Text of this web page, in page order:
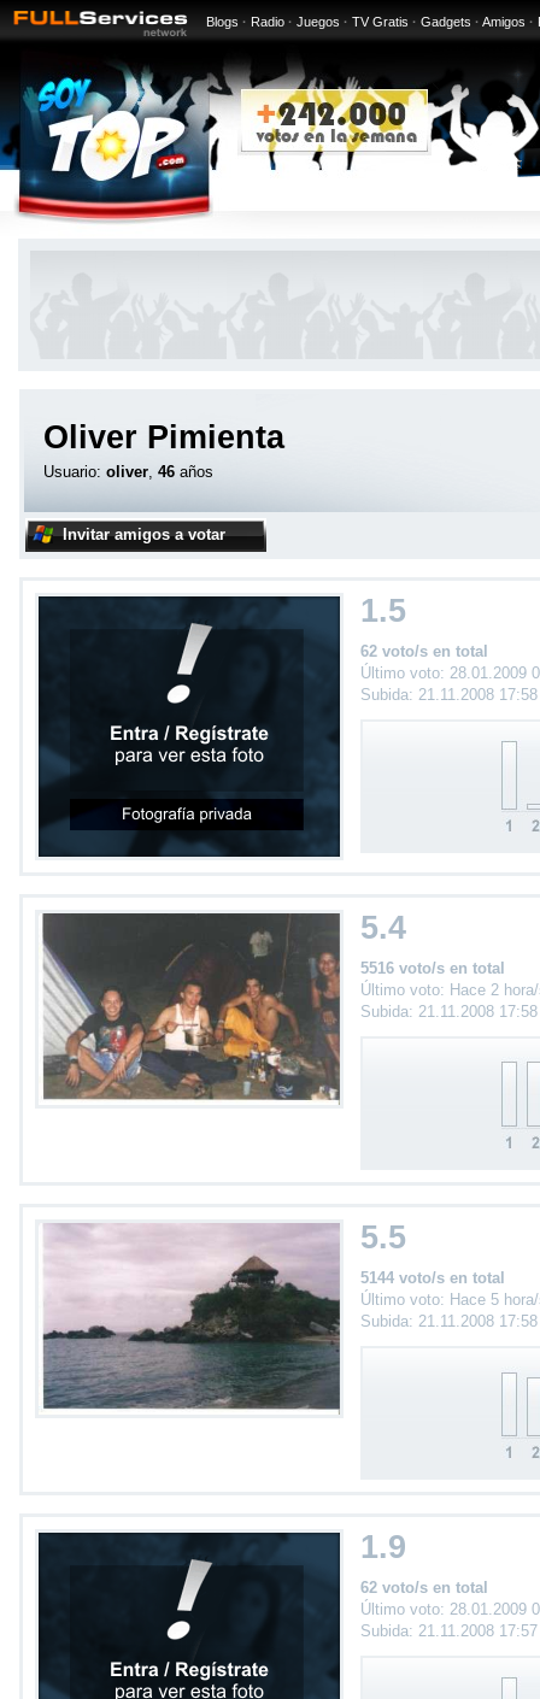
Blogs · Radio · Juegos · TV Gratis · Gadgets · Amigos ·
Oliver Pimienta
Usuario: oliver, 46 años
Invitar amigos a votar
1.5
62 voto/s en total
Último voto: 28.01.2009
Subida: 21.11.2008
5.4
5516 voto/s en total
Último voto: Hace 2
Subida: 21.11.2008
5.5
5144 voto/s en total
Último voto: Hace 5
Subida: 21.11.2008
1.9
62 voto/s en total
Último voto: 28.01.2009
Subida: 21.11.2008